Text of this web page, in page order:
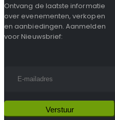
Ontvang de laatste informatie
over evenementen, verkopen
en aanbiedingen. Aanmelden
voor Nieuwsbrief: